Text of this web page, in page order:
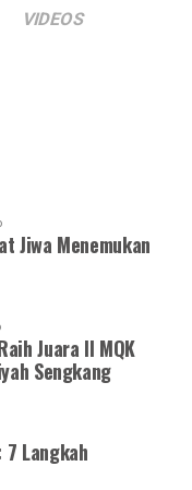
VIDEOS
Jiwa Menemukan
Juara II MQK
Sengkang
Langkah